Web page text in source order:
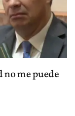
no me puede